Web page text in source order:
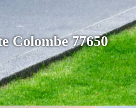
Colombe 77650